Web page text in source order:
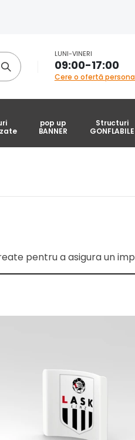
LUNI-VINERI
09:00-17:00
Cere o ofertă
pop up
BANNER
Structuri
GONFLABILE
pentru a asigura un